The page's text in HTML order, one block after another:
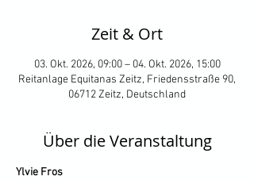
Zeit & Ort
03. Okt. 2026, 09:00 – 04. Okt. 2026, 15:00
Reitanlage Equitanas Zeitz, Friedensstraße 90,
06712 Zeitz, Deutschland
Über die Veranstaltung
Ylvie Fros